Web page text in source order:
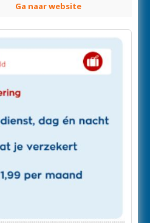
Ga naar website